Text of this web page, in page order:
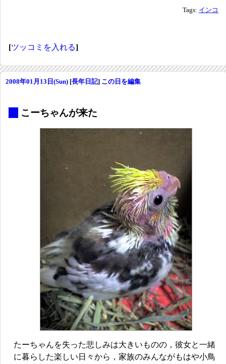
Tags: インコ
[ツッコミを入れる]
2008年01月13日(Sun) [長年日記] この日を編集
こーちゃんが来た
たーちゃんを失った悲しみは大きいものの，彼女と一緒
に暮らした楽しい日々から，家族のみんながもはや小鳥